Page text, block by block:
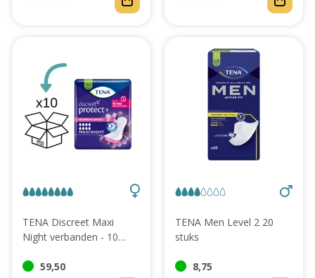
TENA Discreet Maxi
Night verbanden - 10
59,50
TENA Men Level 2 20
stuks
8,75